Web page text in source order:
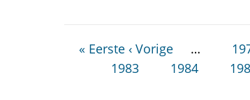
« Eerste ‹ Vorige …
1983
1984